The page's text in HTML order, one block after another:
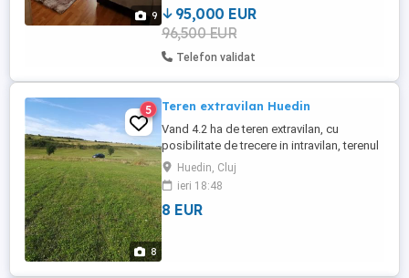
9
termopan și amenajate corespunzator, ...
95,000 EUR
96,500 EUR
Telefon validat
8
5 Teren extravilan Huedin
Vand 4.2 ha de teren extravilan, cu
posibilitate de trecere in intravilan, terenul
se afla la distanta de 50 m de ultima casa,
in Huedin, jud. Cluj, pretabil pentru
realizare investiție parc fotovoltaic.
Huedin, Cluj
ieri 18:48
8 EUR